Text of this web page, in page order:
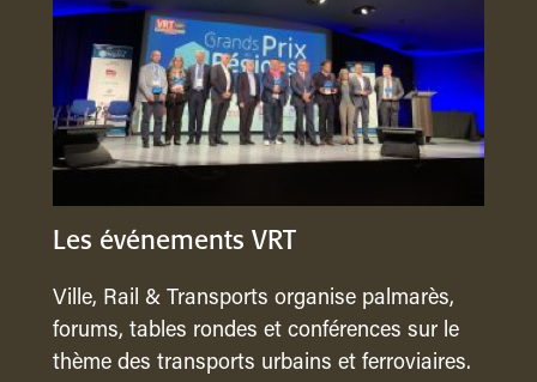
Les événements VRT
Ville, Rail & Transports organise palmarès,
forums, tables rondes et conférences sur le
thème des transports urbains et ferroviaires.